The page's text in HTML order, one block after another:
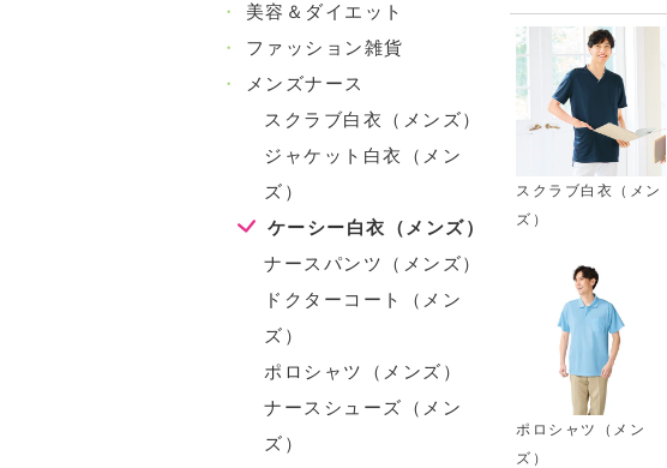
・
美容＆ダイエット
・
ファッション雑貨
・
メンズナース
スクラブ白衣（メンズ）
ジャケット白衣（メン
ズ）
ケーシー白衣（メンズ）
ナースパンツ（メンズ）
ドクターコート（メン
ズ）
ポロシャツ（メンズ）
ナースシューズ（メン
ズ）
スクラブ白衣（メン
ズ）
ポロシャツ（メン
ズ）